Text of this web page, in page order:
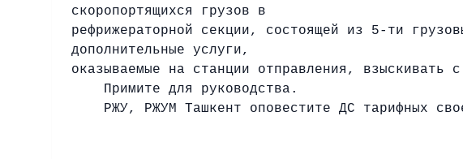
скоропортящихся грузов в
рефрижераторной секции, состоящей из 5-ти
дополнительные услуги,
оказываемые на станции отправления, взыскивать
Примите для руководства.
РЖУ, РЖУМ Ташкент оповестите ДС тарифных